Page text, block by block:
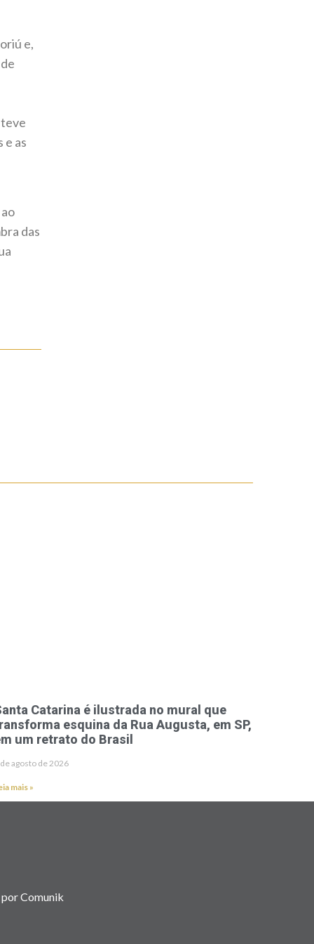
e,
e as
das
Catarina é ilustrada no mural que
esquina da Rua Augusta, em SP,
um retrato do Brasil
agosto de 2026
mais »
Comunik